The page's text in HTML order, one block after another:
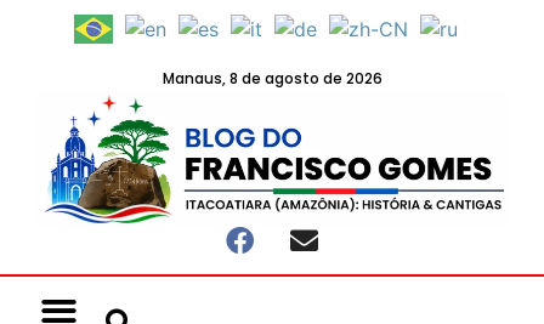
Manaus, 8 de agosto de 2026